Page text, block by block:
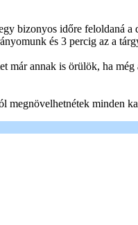
bizonyos időre feloldaná
és 3 percig az a
már annak is örülök, ha
megnövelhetnétek minden